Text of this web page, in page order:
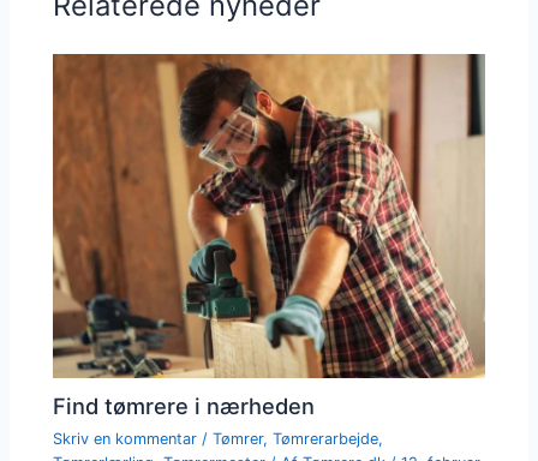
Find tømrere i nærheden
Skriv en kommentar /Tømrer,Tømrerarbejde,